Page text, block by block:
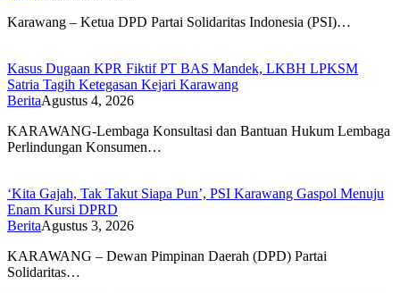
Karawang – Ketua DPD Partai Solidaritas Indonesia (PSI)…
Kasus Dugaan KPR Fiktif PT BAS Mandek, LKBH LPKSM
Satria Tagih Ketegasan Kejari Karawang
BeritaAgustus 4, 2026
KARAWANG-Lembaga Konsultasi dan Bantuan Hukum Lembaga
Perlindungan Konsumen…
‘Kita Gajah, Tak Takut Siapa Pun’, PSI Karawang Gaspol Menuju
Enam Kursi DPRD
BeritaAgustus 3, 2026
KARAWANG – Dewan Pimpinan Daerah (DPD) Partai
Solidaritas…